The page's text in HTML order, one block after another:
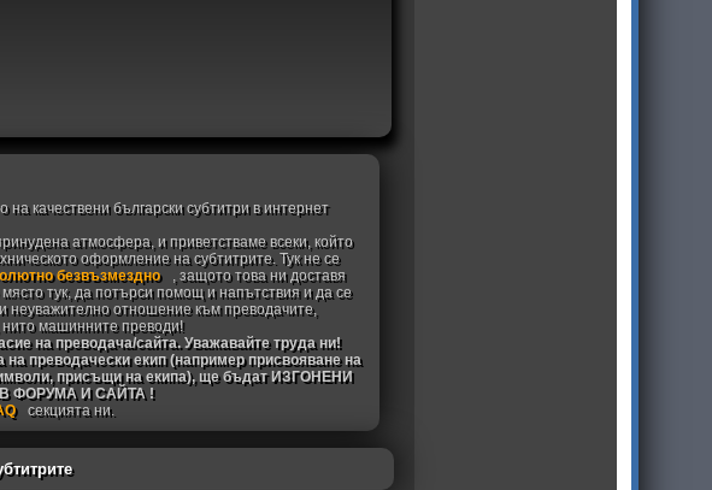
качествени български субтитри в интернет
атмосфера, и приветстваме всеки, който
оформление на субтитрите. Тук не се
безвъзмездно
, защото това ни доставя
тук, да потърси помощ и напътствия и да се
неуважително отношение към преводачите,
нито машинните преводи!
на преводача/сайта. Уважавайте труда ни!
на преводачески екип (например присвояване на
присъщи на екипа), ще бъдат ИЗГОНЕНИ
ФОРУМА И САЙТА !
секцията ни.